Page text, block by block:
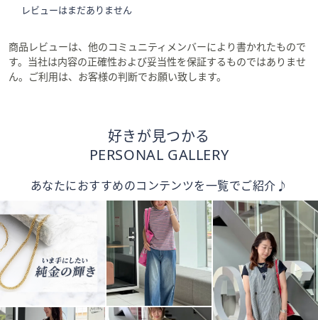
レビューはまだありません
商品レビューは、他のコミュニティメンバーにより書かれたもので
す。当社は内容の正確性および妥当性を保証するものではありませ
ん。ご利用は、お客様の判断でお願い致します。
好きが見つかる
PERSONAL GALLERY
あなたにおすすめのコンテンツを一覧でご紹介♪